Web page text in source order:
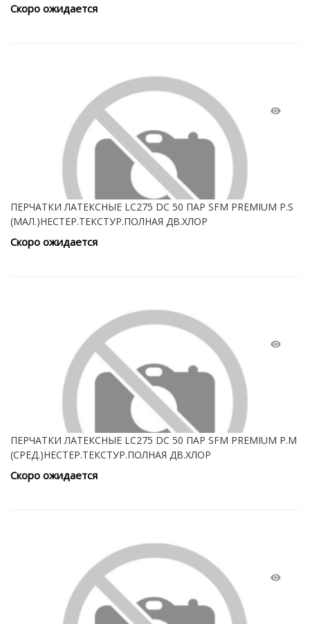
Скоро ожидается
ПЕРЧАТКИ ЛАТЕКСНЫЕ LC275 DC 50 ПАР SFM PREMIUM Р.S
(МАЛ.)НЕСТЕР.ТЕКСТУР.ПОЛНАЯ ДВ.ХЛОР
Скоро ожидается
ПЕРЧАТКИ ЛАТЕКСНЫЕ LC275 DC 50 ПАР SFM PREMIUM Р.M
(СРЕД.)НЕСТЕР.ТЕКСТУР.ПОЛНАЯ ДВ.ХЛОР
Скоро ожидается